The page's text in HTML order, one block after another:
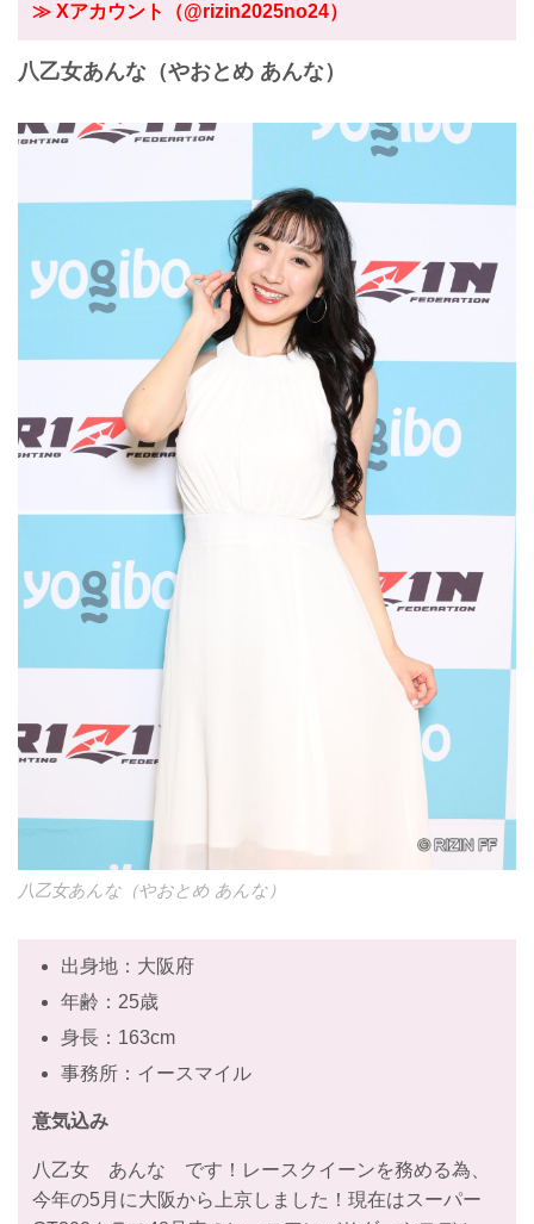
≫ Xアカウント（@rizin2025no24）
八乙女あんな（やおとめ あんな）
八乙女あんな（やおとめ あんな）
出身地：大阪府
年齢：25歳
身長：163cm
事務所：イースマイル
意気込み
八乙女 あんな です！レースクイーンを務める為、
今年の5月に大阪から上京しました！現在はスーパー